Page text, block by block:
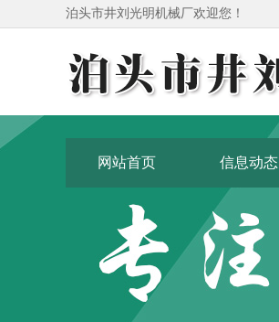
泊头市井刘光明机械厂欢迎您！
网站首页 信息动态